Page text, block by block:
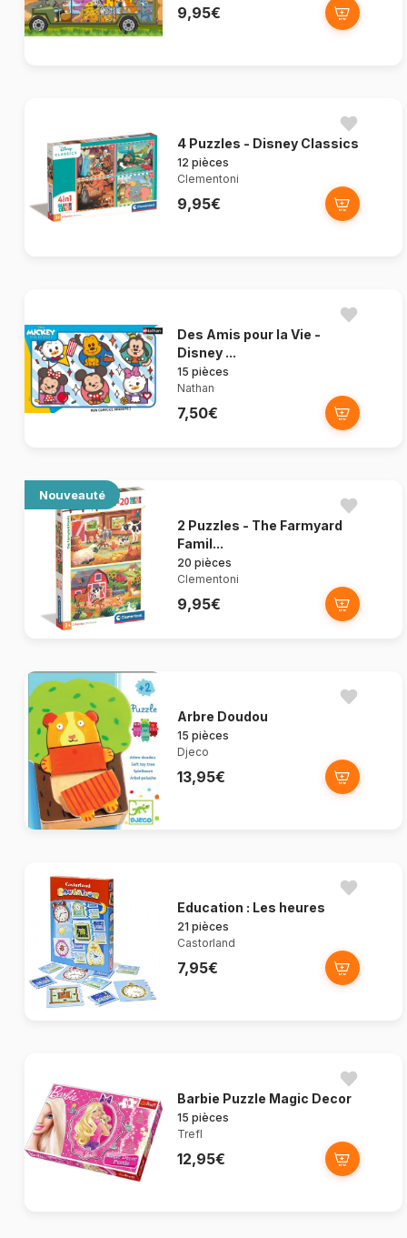
9,95€
4 Puzzles - Disney Classics
12 pièces
Clementoni
9,95€
Des Amis pour la Vie -
Disney ...
15 pièces
Nathan
7,50€
Nouveauté
2 Puzzles - The Farmyard
Famil...
20 pièces
Clementoni
9,95€
Arbre Doudou
15 pièces
Djeco
13,95€
Education : Les heures
21 pièces
Castorland
7,95€
Barbie Puzzle Magic Decor
15 pièces
Trefl
12,95€